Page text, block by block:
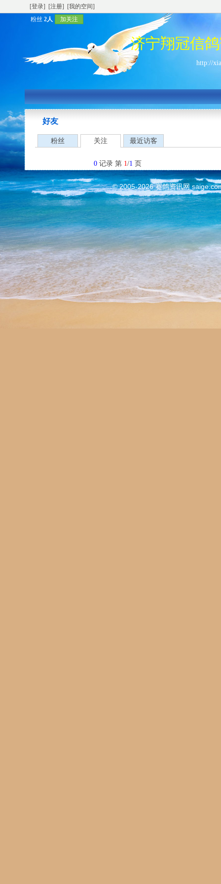
[登录] [注册]
[我的空间]
粉丝 2人 加关注
济宁翔冠信
http://
好友
粉丝 关注 最近访客
0 记录 第 1/1 页
© 2005-2026赛鸽资讯网